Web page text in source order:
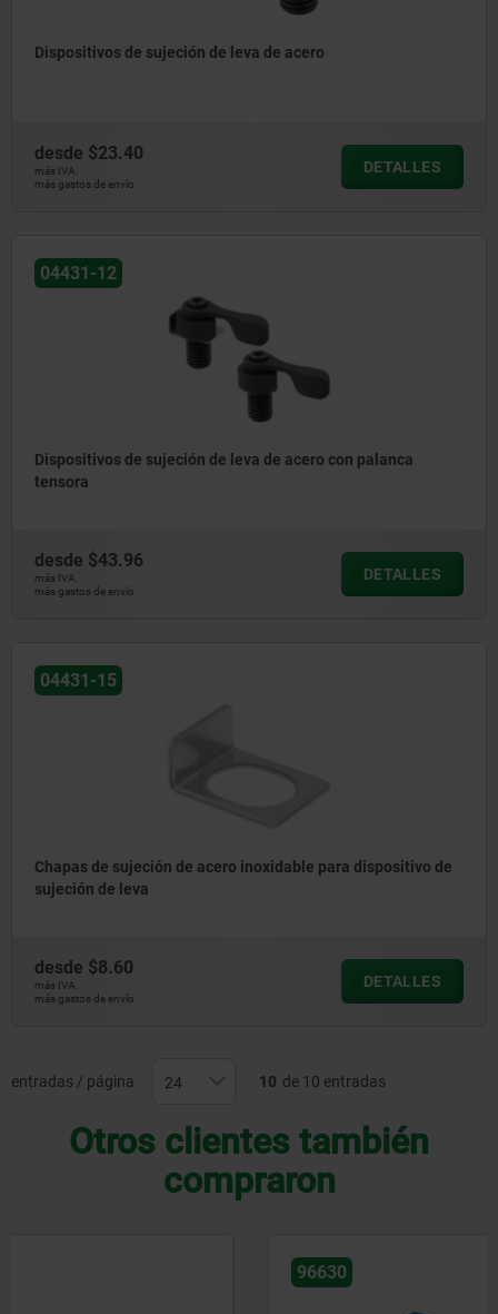
Dispositivos de sujeción de leva de acero
desde $23.40
más IVA.
más gastos de envío
DETALLES
04431-12
Dispositivos de sujeción de leva de acero con palanca
tensora
desde $43.96
más IVA.
más gastos de envío
DETALLES
04431-15
Chapas de sujeción de acero inoxidable para dispositivo de
sujeción de leva
desde $8.60
más IVA.
más gastos de envío
DETALLES
entradas / página 10 de 10 entradas
Otros clientes también
compraron